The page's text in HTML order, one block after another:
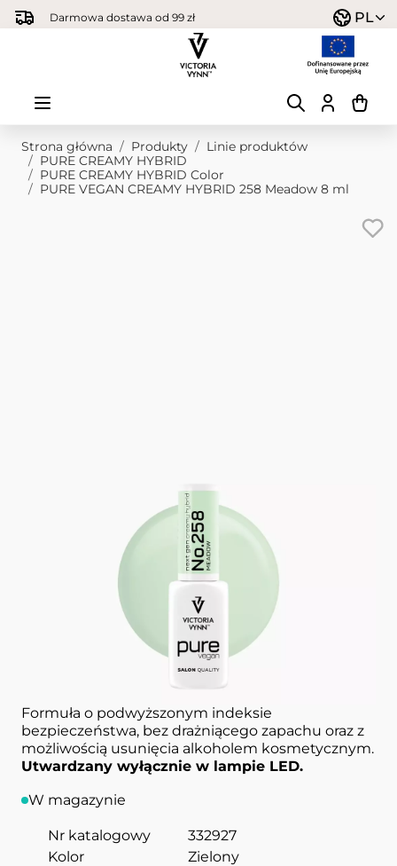
Przejdź do treści
Darmowa dostawa od 99 zł PL
Strona główna / Produkty / Linie produktów
/ PURE CREAMY HYBRID
/ PURE CREAMY HYBRID Color
/ PURE VEGAN CREAMY HYBRID 258 Meadow 8 ml
Lakier hybrydowy
258 Meadow 8 ml
PURE VEGAN CREAMY HYBRID
VICTORIA VYNN
Kremowy lakier hybrydowy w delikatnym
Formuła o podwyższonym indeksie
bezpieczeństwa, bez drażniącego zapachu oraz z
możliwością usunięcia alkoholem kosmetycznym.
Utwardzany wyłącznie w lampie LED.
W magazynie
Nr katalogowy
332927
Kolor
Zielony